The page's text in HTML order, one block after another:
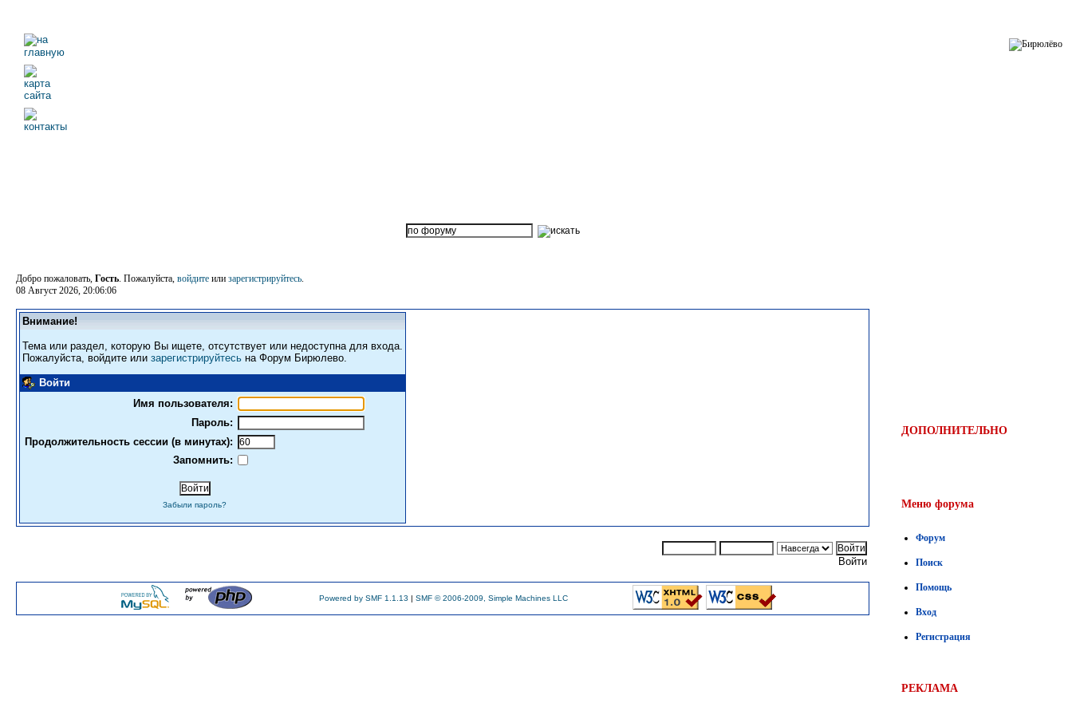
Добро пожаловать, Гость. Пожалуйста, войдите или зарегистрируйтесь.
08 Август 2026, 20:06:06
Внимание!
Тема или раздел, которую Вы ищете, отсутствует или недоступна для входа.
Пожалуйста, войдите или зарегистрируйтесь на Форум Бирюлево.
Войти
Имя пользователя:
Пароль:
Продолжительность сессии (в минутах):
Запомнить:
Забыли пароль?
Войти
Powered by SMF 1.1.13 | SMF © 2006-2009, Simple Machines LLC
ДОПОЛНИТЕЛЬНО
Меню форума
Форум
Поиск
Помощь
Вход
Регистрация
РЕКЛАМА